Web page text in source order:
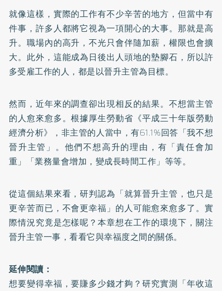
就像這樣，實際的工作有不少辛苦的地方，但當中有
件事，許多人都將它視為一項開心的大事。那就是高
升。職場內的高升，不光只會伴隨加薪，權限也會擴
大。此外，這能成為日後出人頭地的墊腳石，所以許
多受雇工作的人，都是以晉升主管為目標。
然而，近年來的調查卻出現相反的結果。不想當主管
的人愈來愈多。根據厚生勞動省 《平成三十年版勞動
經濟分析》
，非主管的人當中，有61.1%回答「我不想
晉升主管」。他們不想高升的理由，有「責任會加
重」「業務量會增加，變成長時間工作」等等。
從這個結果來看，研判認為「就算晉升主管，也只是
更辛苦而已，不會更幸福」的人可能愈來愈多了。實
際情況究竟是怎樣呢？本章想在工作的環境下，關注
晉升主管一事，看看它與幸福度之間的關係。
延伸閱讀：
想要變得幸福，要賺多少錢才夠？研究實測「年收這